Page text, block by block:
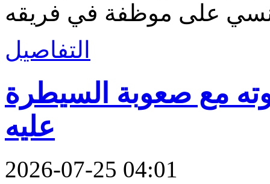
التفاصيل
مع صعوبة السيطرة
عليه
2026-07-25 04:01